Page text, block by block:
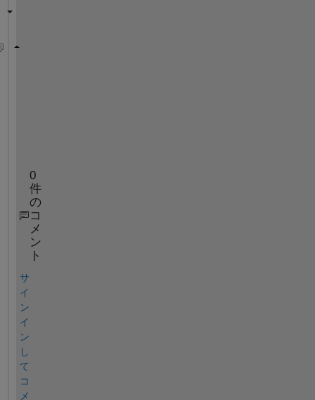
0
件
の
コ
メ
ン
ト
サ
イ
ン
イ
ン
し
て
コ
メ